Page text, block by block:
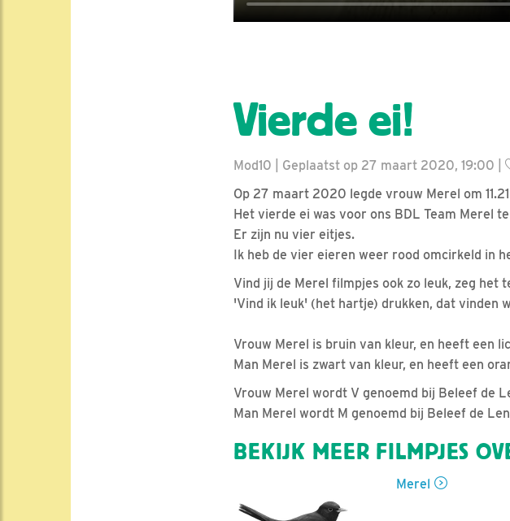
Vierde ei!
Mod10 | Geplaatst op 27 maart 2020, 19:00 |
Op 27 maart 2020 legde vrouw Merel om
Het vierde ei was voor ons BDL Team Merel
Er zijn nu vier eitjes.
Ik heb de vier eieren weer rood omcirkeld in
Vind jij de Merel filmpjes ook zo leuk, zeg het
'Vind ik leuk' (het hartje) drukken, dat vinden
Vrouw Merel is bruin van kleur, en heeft een
Man Merel is zwart van kleur, en heeft een
Vrouw Merel wordt V genoemd bij Beleef de
Man Merel wordt M genoemd bij Beleef
BEKIJK MEER FILMPJES
Merel